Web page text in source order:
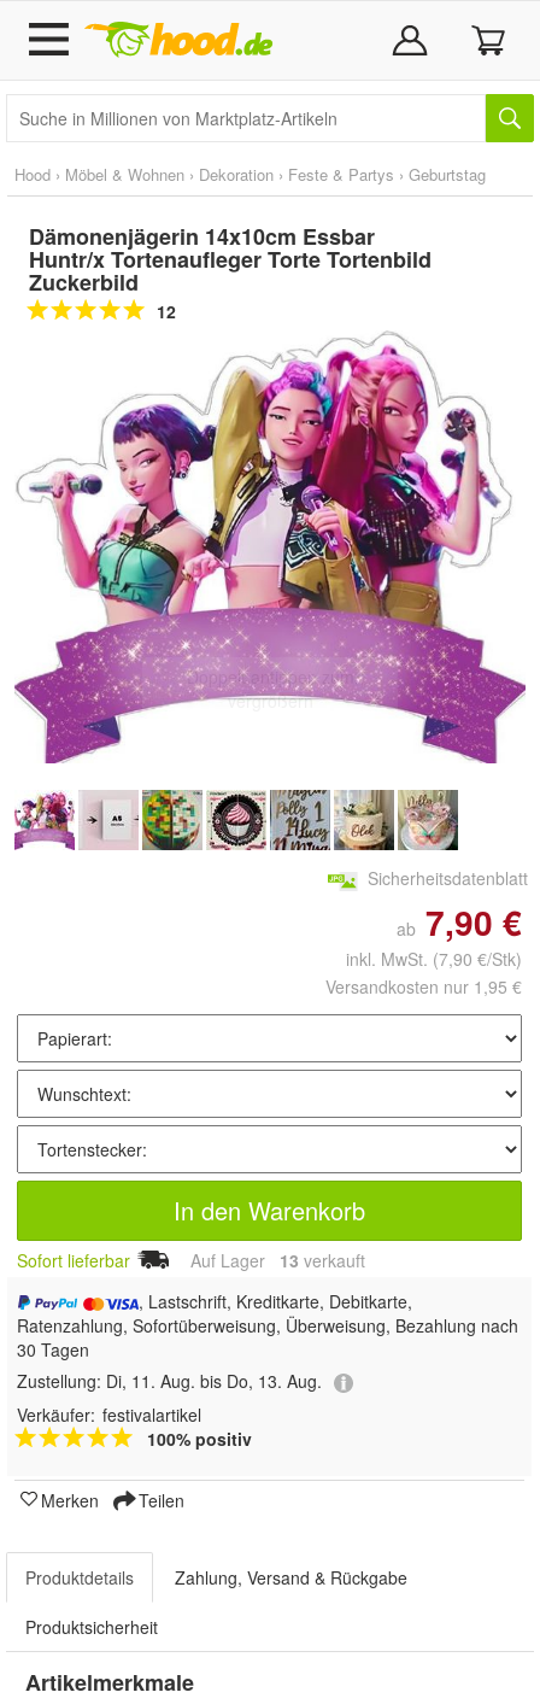
Hood › Möbel & Wohnen › Dekoration › Feste & Partys › Geburtstag
Dämonenjägerin 14x10cm Essbar
Huntr/x Tortenaufleger Torte Tortenbild
Zuckerbild
12
Doppelt antippen zum
vergrößern
Sicherheitsdatenblatt
ab 7,90 €
inkl. MwSt. (7,90 €/Stk)
Versandkosten nur 1,95 €
In den Warenkorb
Sofort lieferbar Auf Lager 13 verkauft
, Lastschrift, Kreditkarte, Debitkarte,
Ratenzahlung, Sofortüberweisung, Überweisung, Bezahlung nach
30 Tagen
Zustellung: Di, 11. Aug. bis Do, 13. Aug.
Verkäufer: festivalartikel
100% positiv
Merken Teilen
Produktdetails Zahlung, Versand & Rückgabe
Produktsicherheit
Artikelmerkmale